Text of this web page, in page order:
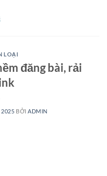
LOẠI
đăng bài, rải
2025 BỞI ADMIN